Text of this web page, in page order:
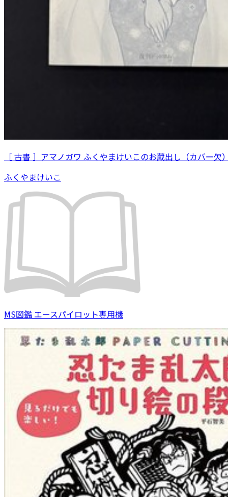
［ 古書 ］アマノガワ ふくやまけいこのお蔵出し（カバー欠
ふくやまけいこ
MS図鑑 エースパイロット専用機